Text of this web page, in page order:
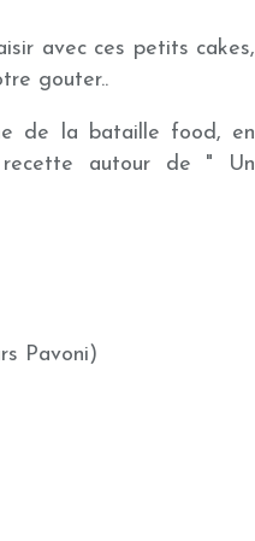
avec ces petits cakes,
gouter..
de la bataille food, en
autour de " Un
Pavoni)